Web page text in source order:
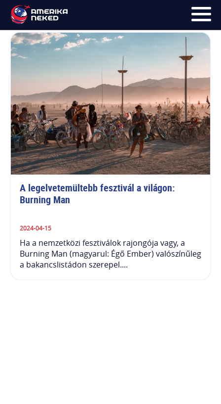
FŐOLDAL
HÍRLEVÉL
BLOG
RÓLUNK
KÉPEK
Burning Man
A legelvetemültebb fesztivál a világon:
Burning Man
2024-04-15
Ha a nemzetközi fesztiválok rajongója vagy, a
Burning Man (magyarul: Égő Ember) valószínűleg
a bakancslistádon szerepel....